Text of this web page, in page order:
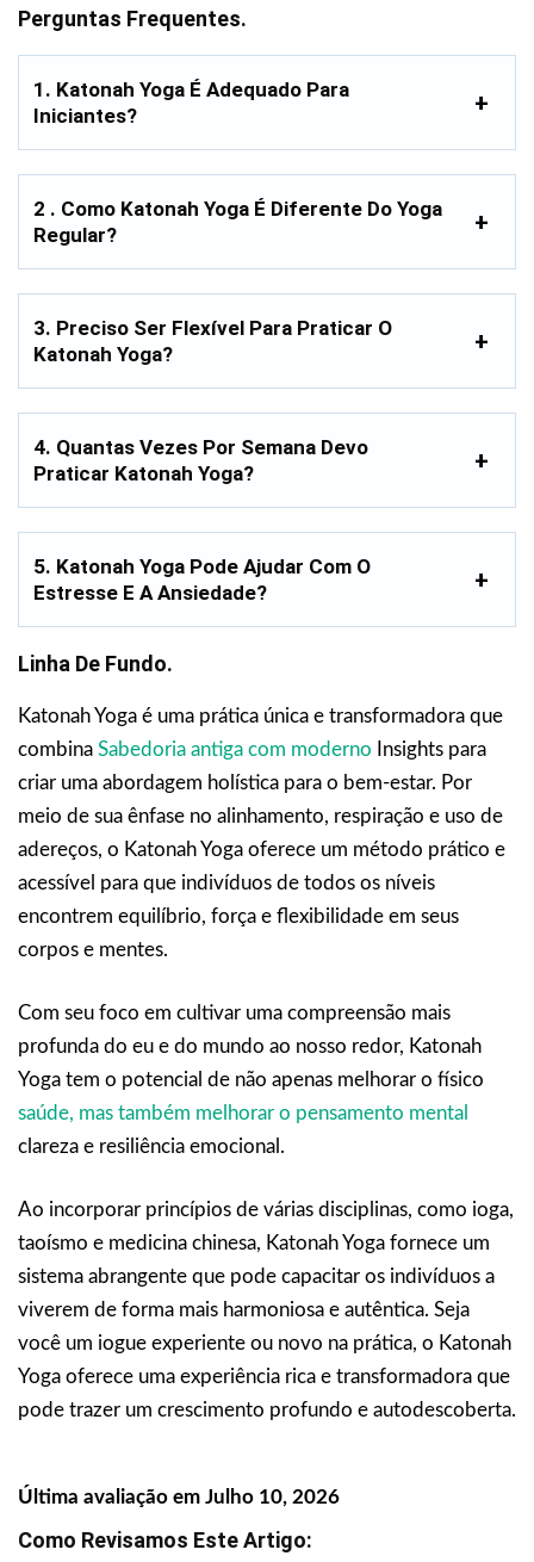
Perguntas Frequentes.
1. Katonah Yoga É Adequado Para
Iniciantes?
2 . Como Katonah Yoga É Diferente Do Yoga
Regular?
3. Preciso Ser Flexível Para Praticar O
Katonah Yoga?
4. Quantas Vezes Por Semana Devo
Praticar Katonah Yoga?
5. Katonah Yoga Pode Ajudar Com O
Estresse E A Ansiedade?
Linha De Fundo.
Katonah Yoga é uma prática única e transformadora que
combina Sabedoria antiga com moderno Insights para
criar uma abordagem holística para o bem-estar. Por
meio de sua ênfase no alinhamento, respiração e uso de
adereços, o Katonah Yoga oferece um método prático e
acessível para que indivíduos de todos os níveis
encontrem equilíbrio, força e flexibilidade em seus
corpos e mentes.
Com seu foco em cultivar uma compreensão mais
profunda do eu e do mundo ao nosso redor, Katonah
Yoga tem o potencial de não apenas melhorar o físico
saúde, mas também melhorar o pensamento mental
clareza e resiliência emocional.
Ao incorporar princípios de várias disciplinas, como ioga,
taoísmo e medicina chinesa, Katonah Yoga fornece um
sistema abrangente que pode capacitar os indivíduos a
viverem de forma mais harmoniosa e autêntica. Seja
você um iogue experiente ou novo na prática, o Katonah
Yoga oferece uma experiência rica e transformadora que
pode trazer um crescimento profundo e autodescoberta.
Última avaliação em Julho 10, 2026
Como Revisamos Este Artigo: